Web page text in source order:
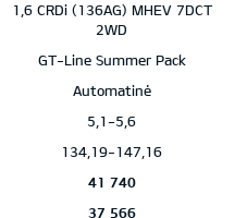
1,6 CRDi (136AG) MHEV 7DCT
2WD
GT-Line Summer Pack
Automatinė
5,1-5,6
134,19-147,16
41 740
37 566